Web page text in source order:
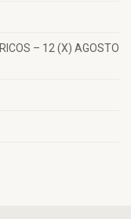
– 12 (X) AGOSTO